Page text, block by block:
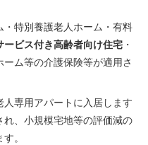
特別養護老人ホーム・有料
ービス付き高齢者向け住宅 ・
ム等の介護保険等が適用さ
専用アパートに入居します
れ、小規模宅地等の評価減の
。